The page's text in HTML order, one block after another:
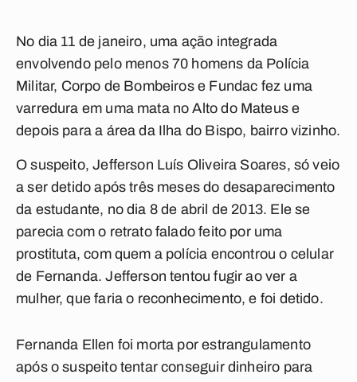
No dia 11 de janeiro, uma ação integrada
envolvendo pelo menos 70 homens da Polícia
Militar, Corpo de Bombeiros e Fundac fez uma
varredura em uma mata no Alto do Mateus e
depois para a área da Ilha do Bispo, bairro vizinho.
O suspeito, Jefferson Luís Oliveira Soares, só veio
a ser detido após três meses do desaparecimento
da estudante, no dia 8 de abril de 2013. Ele se
parecia com o retrato falado feito por uma
prostituta, com quem a polícia encontrou o celular
de Fernanda. Jefferson tentou fugir ao ver a
mulher, que faria o reconhecimento, e foi detido.
Fernanda Ellen foi morta por estrangulamento
após o suspeito tentar conseguir dinheiro para